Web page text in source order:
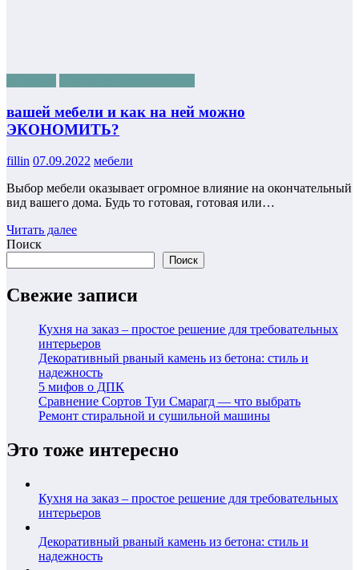
вашей мебели и как на ней можно
ЭКОНОМИТЬ?
fillin 07.09.2022 мебели
Выбор мебели оказывает огромное влияние на окончательный
вид вашего дома. Будь то готовая, готовая или…
Читать далее
Поиск
Поиск
Свежие записи
Кухня на заказ – простое решение для требовательных
интерьеров
Декоративный рваный камень из бетона: стиль и
надежность
5 мифов о ДПК
Сравнение Сортов Туи Смарагд — что выбрать
Ремонт стиральной и сушильной машины
Это тоже интересно
Кухня на заказ – простое решение для требовательных
интерьеров
Декоративный рваный камень из бетона: стиль и
надежность